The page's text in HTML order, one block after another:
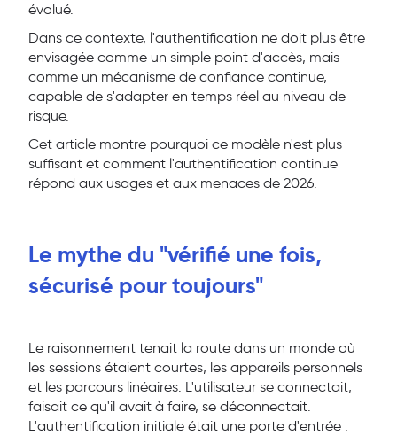
évolué.
Dans ce contexte, l'authentification ne doit plus être
envisagée comme un simple point d'accès, mais
comme un mécanisme de confiance continue,
capable de s'adapter en temps réel au niveau de
risque.
Cet article montre pourquoi ce modèle n'est plus
suffisant et comment l'authentification continue
répond aux usages et aux menaces de 2026.
Le mythe du "vérifié une fois,
sécurisé pour toujours"
Le raisonnement tenait la route dans un monde où
les sessions étaient courtes, les appareils personnels
et les parcours linéaires. L'utilisateur se connectait,
faisait ce qu'il avait à faire, se déconnectait.
L'authentification initiale était une porte d'entrée :